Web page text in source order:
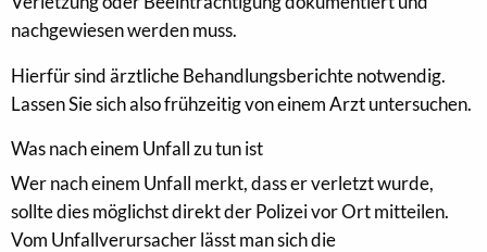
nachgewiesen werden muss.
Hierfür sind ärztliche Behandlungsberichte notwendig.
Lassen Sie sich also frühzeitig von einem Arzt untersuchen.
Was nach einem Unfall zu tun ist
Wer nach einem Unfall merkt, dass er verletzt wurde,
sollte dies möglichst direkt der Polizei vor Ort mitteilen.
Vom Unfallverursacher lässt man sich die